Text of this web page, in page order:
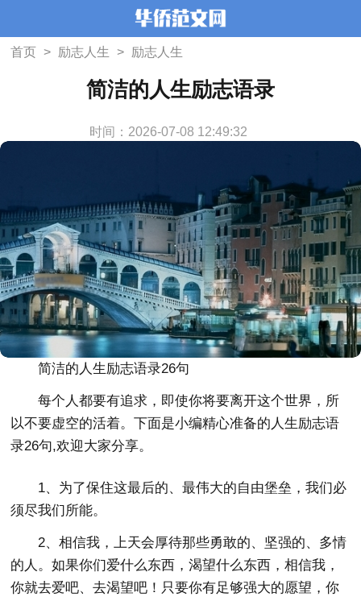
首页 > 励志人生 > 励志人生
简洁的人生励志语录
时间：2026-07-08 12:49:32
简洁的人生励志语录26句
每个人都要有追求，即使你将要离开这个世界，所
以不要虚空的活着。下面是小编精心准备的人生励志语
录26句,欢迎大家分享。
1、为了保住这最后的、最伟大的自由堡垒，我们必
须尽我们所能。
2、相信我，上天会厚待那些勇敢的、坚强的、多情
的人。如果你们爱什么东西，渴望什么东西，相信我，
你就去爱吧、去渴望吧！只要你有足够强大的愿望，你